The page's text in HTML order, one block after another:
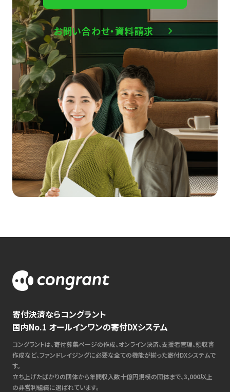
お問い合わせ・資料請求
寄付決済ならコングラント
国内No.1 オールインワンの寄付DXシステム
コングラントは、寄付募集ページの作成、オンライン決済、支援者管理、領収書
作成など、ファンドレイジングに必要な全ての機能が揃った寄付DXシステムで
す。
立ち上げたばかりの団体から年間収入数十億円規模の団体まで、3,000以上
の非営利組織に選ばれています。